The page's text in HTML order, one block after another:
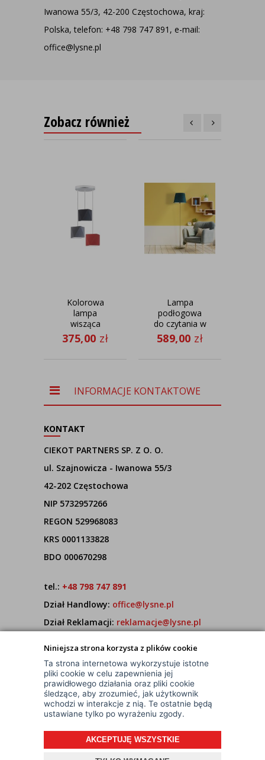
Niniejsza strona korzysta z plików cookie
Ta strona internetowa wykorzystuje istotne
pliki cookie w celu zapewnienia jej
prawidłowego działania oraz pliki cookie
śledzące, aby zrozumieć, jak użytkownik
wchodzi w interakcje z nią. Te ostatnie będą
ustawiane tylko po wyrażeniu zgody.
AKCEPTUJĘ WSZYSTKIE
Iwanowa 55/3, 42-200 Częstochowa, kraj:
Polska, telefon: +48 798 747 891, e-mail:
office@lysne.pl
Zobacz również
Kolorowa
lampa
wisząca
MAJORKA z 3
regulowanymi
375,00 zł
Lampa
podłogowa
do czytania w
salonie
VASTO
589,00 zł
INFORMACJE KONTAKTOWE
KONTAKT
CIEKOT PARTNERS SP. Z O. O.
ul. Szajnowicza - Iwanowa 55/3
42-202 Częstochowa
NIP 5732957266
REGON 529968083
KRS 0001133828
BDO 000670298
tel.: +48 798 747 891
Dział Handlowy: office@lysne.pl
Dział Reklamacji: reklamacje@lysne.pl
7:00 - 15:00
© Wszelkie Prawa Zastrzeżone